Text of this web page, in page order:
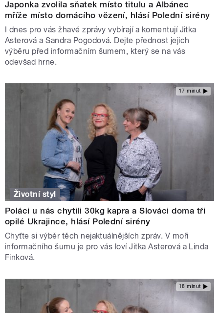
Japonka zvolila sňatek místo titulu a Albánec
mříže místo domácího vězení, hlásí Polední sirény
I dnes pro vás žhavé zprávy vybírají a komentují Jitka
Asterová a Sandra Pogodová. Dejte přednost jejich
výběru před informačním šumem, který se na vás
odevšad hrne.
17 minut
Životní styl
Poláci u nás chytili 30kg kapra a Slováci doma tři
opilé Ukrajince, hlásí Polední sirény
Chyťte si výběr těch nejaktuálnějších zpráv. V moři
informačního šumu je pro vás loví Jitka Asterová a Linda
Finková.
18 minut